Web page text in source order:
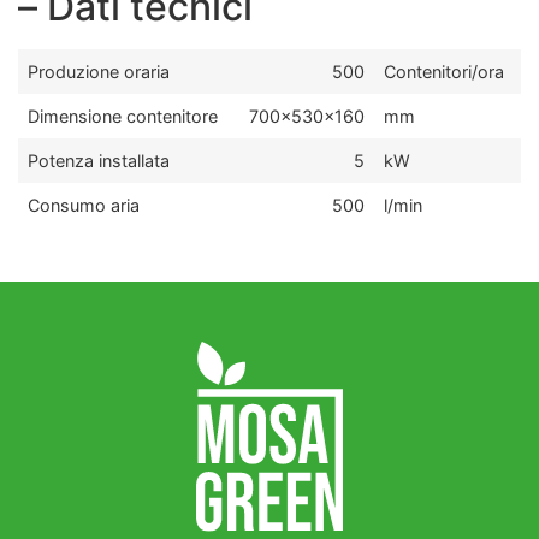
Produzione oraria 500 Contenitori/ora
Dimensione contenitore 700x530x160 mm
Potenza installata 5 kW
Consumo aria 500 l/min